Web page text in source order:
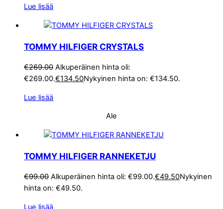
Lue lisää
TOMMY HILFIGER CRYSTALS
€269.00 Alkuperäinen hinta oli:
€269.00.€134.50Nykyinen hinta on: €134.50.
Lue lisää
Ale
TOMMY HILFIGER RANNEKETJU
€99.00 Alkuperäinen hinta oli: €99.00.€49.50Nykyinen
hinta on: €49.50.
Lue lisää